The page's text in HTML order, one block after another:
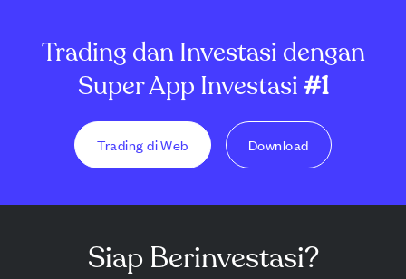
Trading dan Investasi dengan
Super App Investasi#1
Trading di Web Download
Siap Berinvestasi?